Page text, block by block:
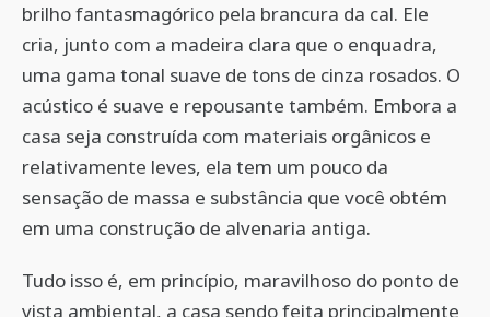
brilho fantasmagórico pela brancura da cal. Ele
cria, junto com a madeira clara que o enquadra,
uma gama tonal suave de tons de cinza rosados. O
acústico é suave e repousante também. Embora a
casa seja construída com materiais orgânicos e
relativamente leves, ela tem um pouco da
sensação de massa e substância que você obtém
em uma construção de alvenaria antiga.
Tudo isso é, em princípio, maravilhoso do ponto de
vista ambiental, a casa sendo feita principalmente